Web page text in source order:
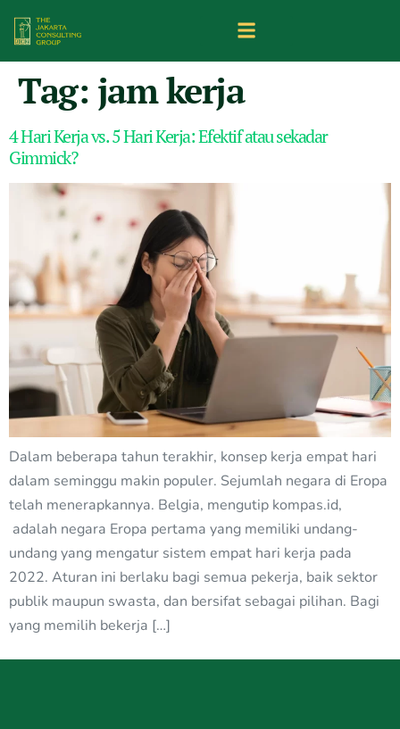
Tag: jam kerja
4 Hari Kerja vs. 5 Hari Kerja: Efektif atau sekadar
Gimmick?
Dalam beberapa tahun terakhir, konsep kerja empat hari
dalam seminggu makin populer. Sejumlah negara di Eropa
telah menerapkannya. Belgia, mengutip kompas.id,
adalah negara Eropa pertama yang memiliki undang-
undang yang mengatur sistem empat hari kerja pada
2022. Aturan ini berlaku bagi semua pekerja, baik sektor
publik maupun swasta, dan bersifat sebagai pilihan. Bagi
yang memilih bekerja […]